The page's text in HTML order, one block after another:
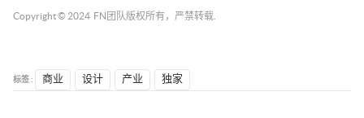
Copyright © 2024 FN团队 版权所有，严禁转载.
标签 : 商业 设计 产业 独家